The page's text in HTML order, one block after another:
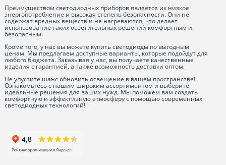
Преимуществом светодиодных приборов является их низкое
энергопотребление и высокая степень безопасности. Они не
содержат вредных веществ и не нагреваются, что делает
использование таких осветительных решений комфортным и
безопасным.
Кроме того, у нас вы можете купить светодиоды по выгодным
ценам. Мы предлагаем доступные варианты, которые подойдут для
любого бюджета. Заказывая у нас, вы получаете качественные
изделия с гарантией, а также возможность доставки оптом.
Не упустите шанс обновить освещение в вашем пространстве!
Ознакомьтесь с нашим широким ассортиментом и выберите
идеальные решения для ваших нужд. Мы поможем вам создать
комфортную и эффективную атмосферу с помощью современных
светодиодных технологий!